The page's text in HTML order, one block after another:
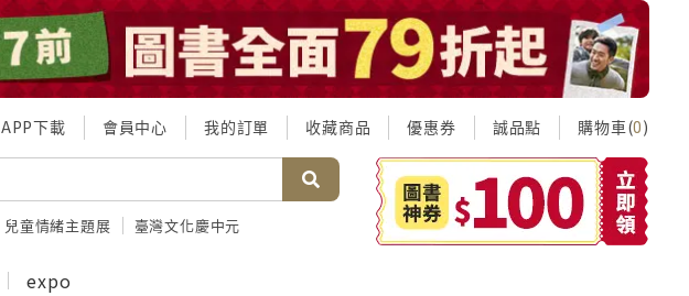
APP下載 會員中心 我的訂單 收藏商品 優惠券 誠品點 購物車(0)
兒童情緒主題展 臺灣文化慶中元
expo